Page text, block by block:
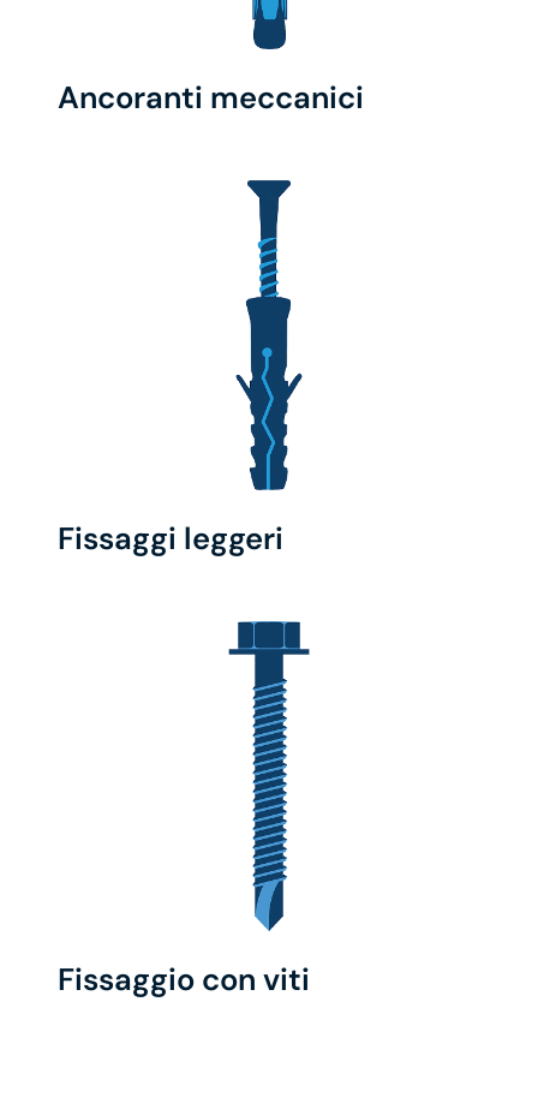
Ancoranti meccanici
Fissaggi leggeri
Fissaggio con viti